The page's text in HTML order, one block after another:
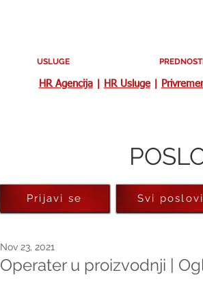
USLUGE
HR Agencija| HR Usluge|
Operater u proizvodnji |
Nov 23, 2021
Prijavi se Svi poslovi